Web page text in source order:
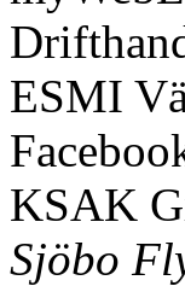
ESMI
KSAK
Sjöbo